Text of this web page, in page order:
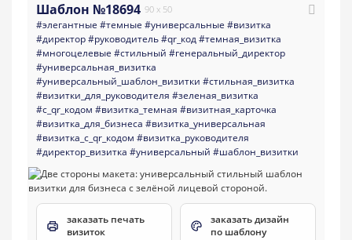
Шаблон №18694 90 x 50
#элегантные #темные #универсальные #визитка
#директор#руководитель#qr_код#темная_визитка
#многоцелевые #стильный #генеральный_директор
#универсальная_визитка
#универсальный_шаблон_визитки #стильная_визитка
#визитки_для_руководителя #зеленая_визитка
#с_qr_кодом #визитка_темная #визитная_карточка
#визитка_для_бизнеса #визитка_универсальная
#визитка_с_qr_кодом #визитка_руководителя
#директор_визитка #универсальный #шаблон_визитки
заказать печать
визиток
заказать дизайн
по шаблону